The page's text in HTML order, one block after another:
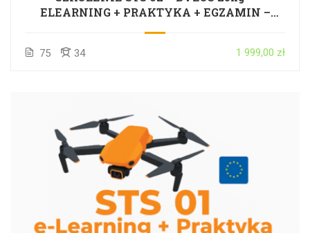
ELEARNING + PRAKTYKA + EGZAMIN –
75 34 1 999,00 zł